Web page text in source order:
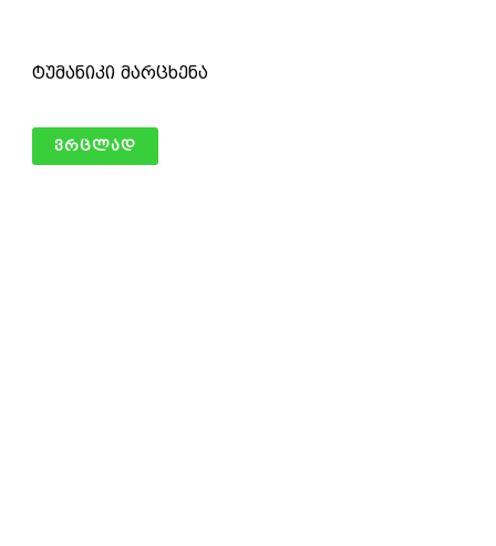
ტუმანიკი მარცხენა
ვრცლად